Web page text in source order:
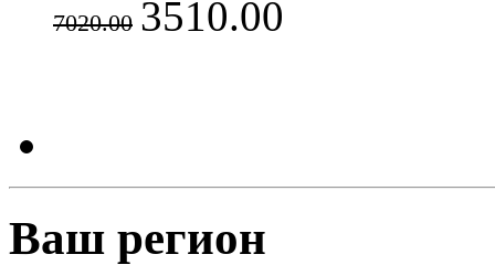
7020.00 3510.00
Ваш регион